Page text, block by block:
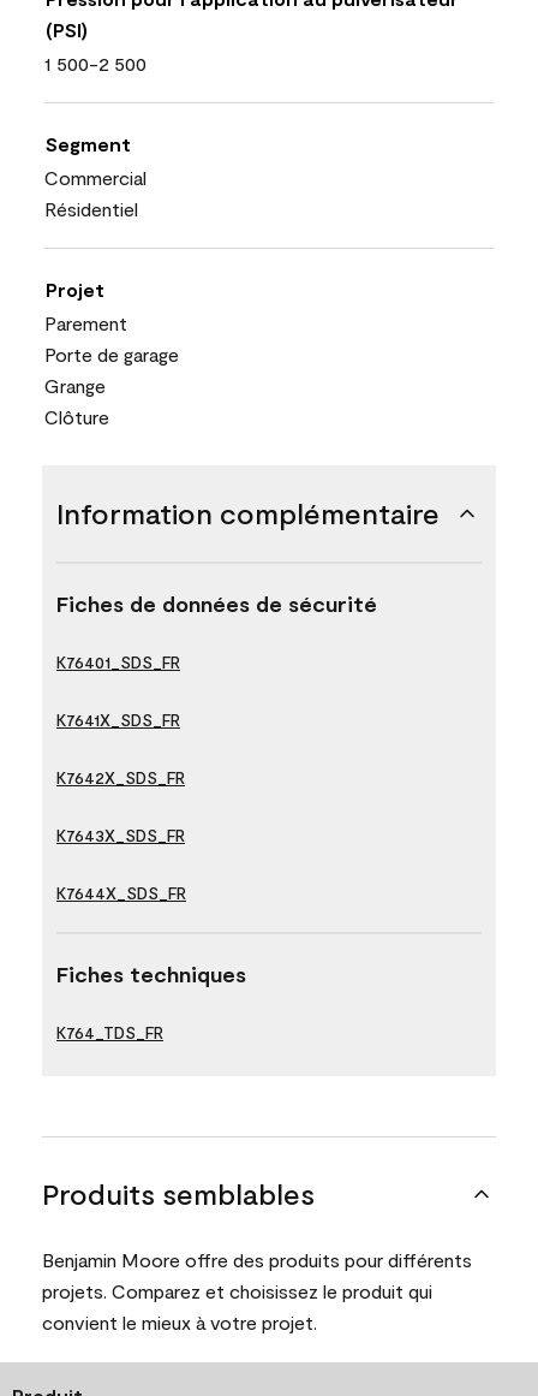
(PSI)
1 500-2 500
Segment
Commercial
Résidentiel
Projet
Parement
Porte de garage
Grange
Clôture
Information complémentaire
Fiches de données de sécurité
K76401_SDS_FR
K7641X_SDS_FR
K7642X_SDS_FR
K7643X_SDS_FR
K7644X_SDS_FR
Fiches techniques
K764_TDS_FR
Produits semblables
Benjamin Moore offre des produits pour différents
projets. Comparez et choisissez le produit qui
convient le mieux à votre projet.